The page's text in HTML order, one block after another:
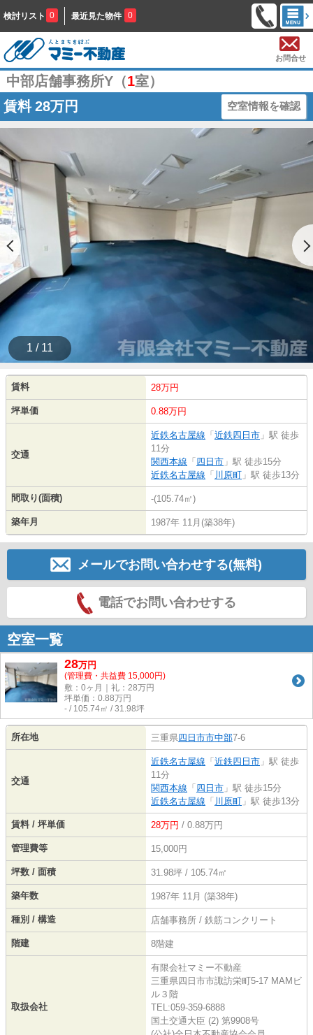
検討リスト 0 最近見た物件 0
お問合せ
中部店舗事務所Y（1室）
賃料 28万円 空室情報を確認
1 / 11
賃料 28万円
坪単価 0.88万円
交通
近鉄名古屋線 「 近鉄四日市 」駅 徒歩
11分
関西本線 「 四日市 」駅 徒歩15分
近鉄名古屋線 「 川原町 」駅 徒歩13分
間取り(面積) -(105.74㎡)
築年月 1987年 11月(築38年)
メールでお問い合わせする(無料)
電話でお問い合わせする
空室一覧
28万円
(管理費・共益費 15,000円)
敷：0ヶ月｜礼：28万円
坪単価： 0.88万円
- / 105.74㎡ / 31.98坪
所在地 三重県四日市市中部7-6
交通
近鉄名古屋線 「 近鉄四日市 」駅 徒歩
11分
関西本線 「 四日市 」駅 徒歩15分
近鉄名古屋線 「 川原町 」駅 徒歩13分
賃料 / 坪単価 28万円 / 0.88万円
管理費等 15,000円
坪数 / 面積 31.98坪 / 105.74㎡
築年数 1987年 11月 (築38年)
種別 / 構造 店舗事務所 / 鉄筋コンクリート
階建 8階建
取扱会社
有限会社マミー不動産
三重県四日市市諏訪栄町5-17 MAMビ
ル３階
TEL:059-359-6888
国土交通大臣 (2) 第9908号